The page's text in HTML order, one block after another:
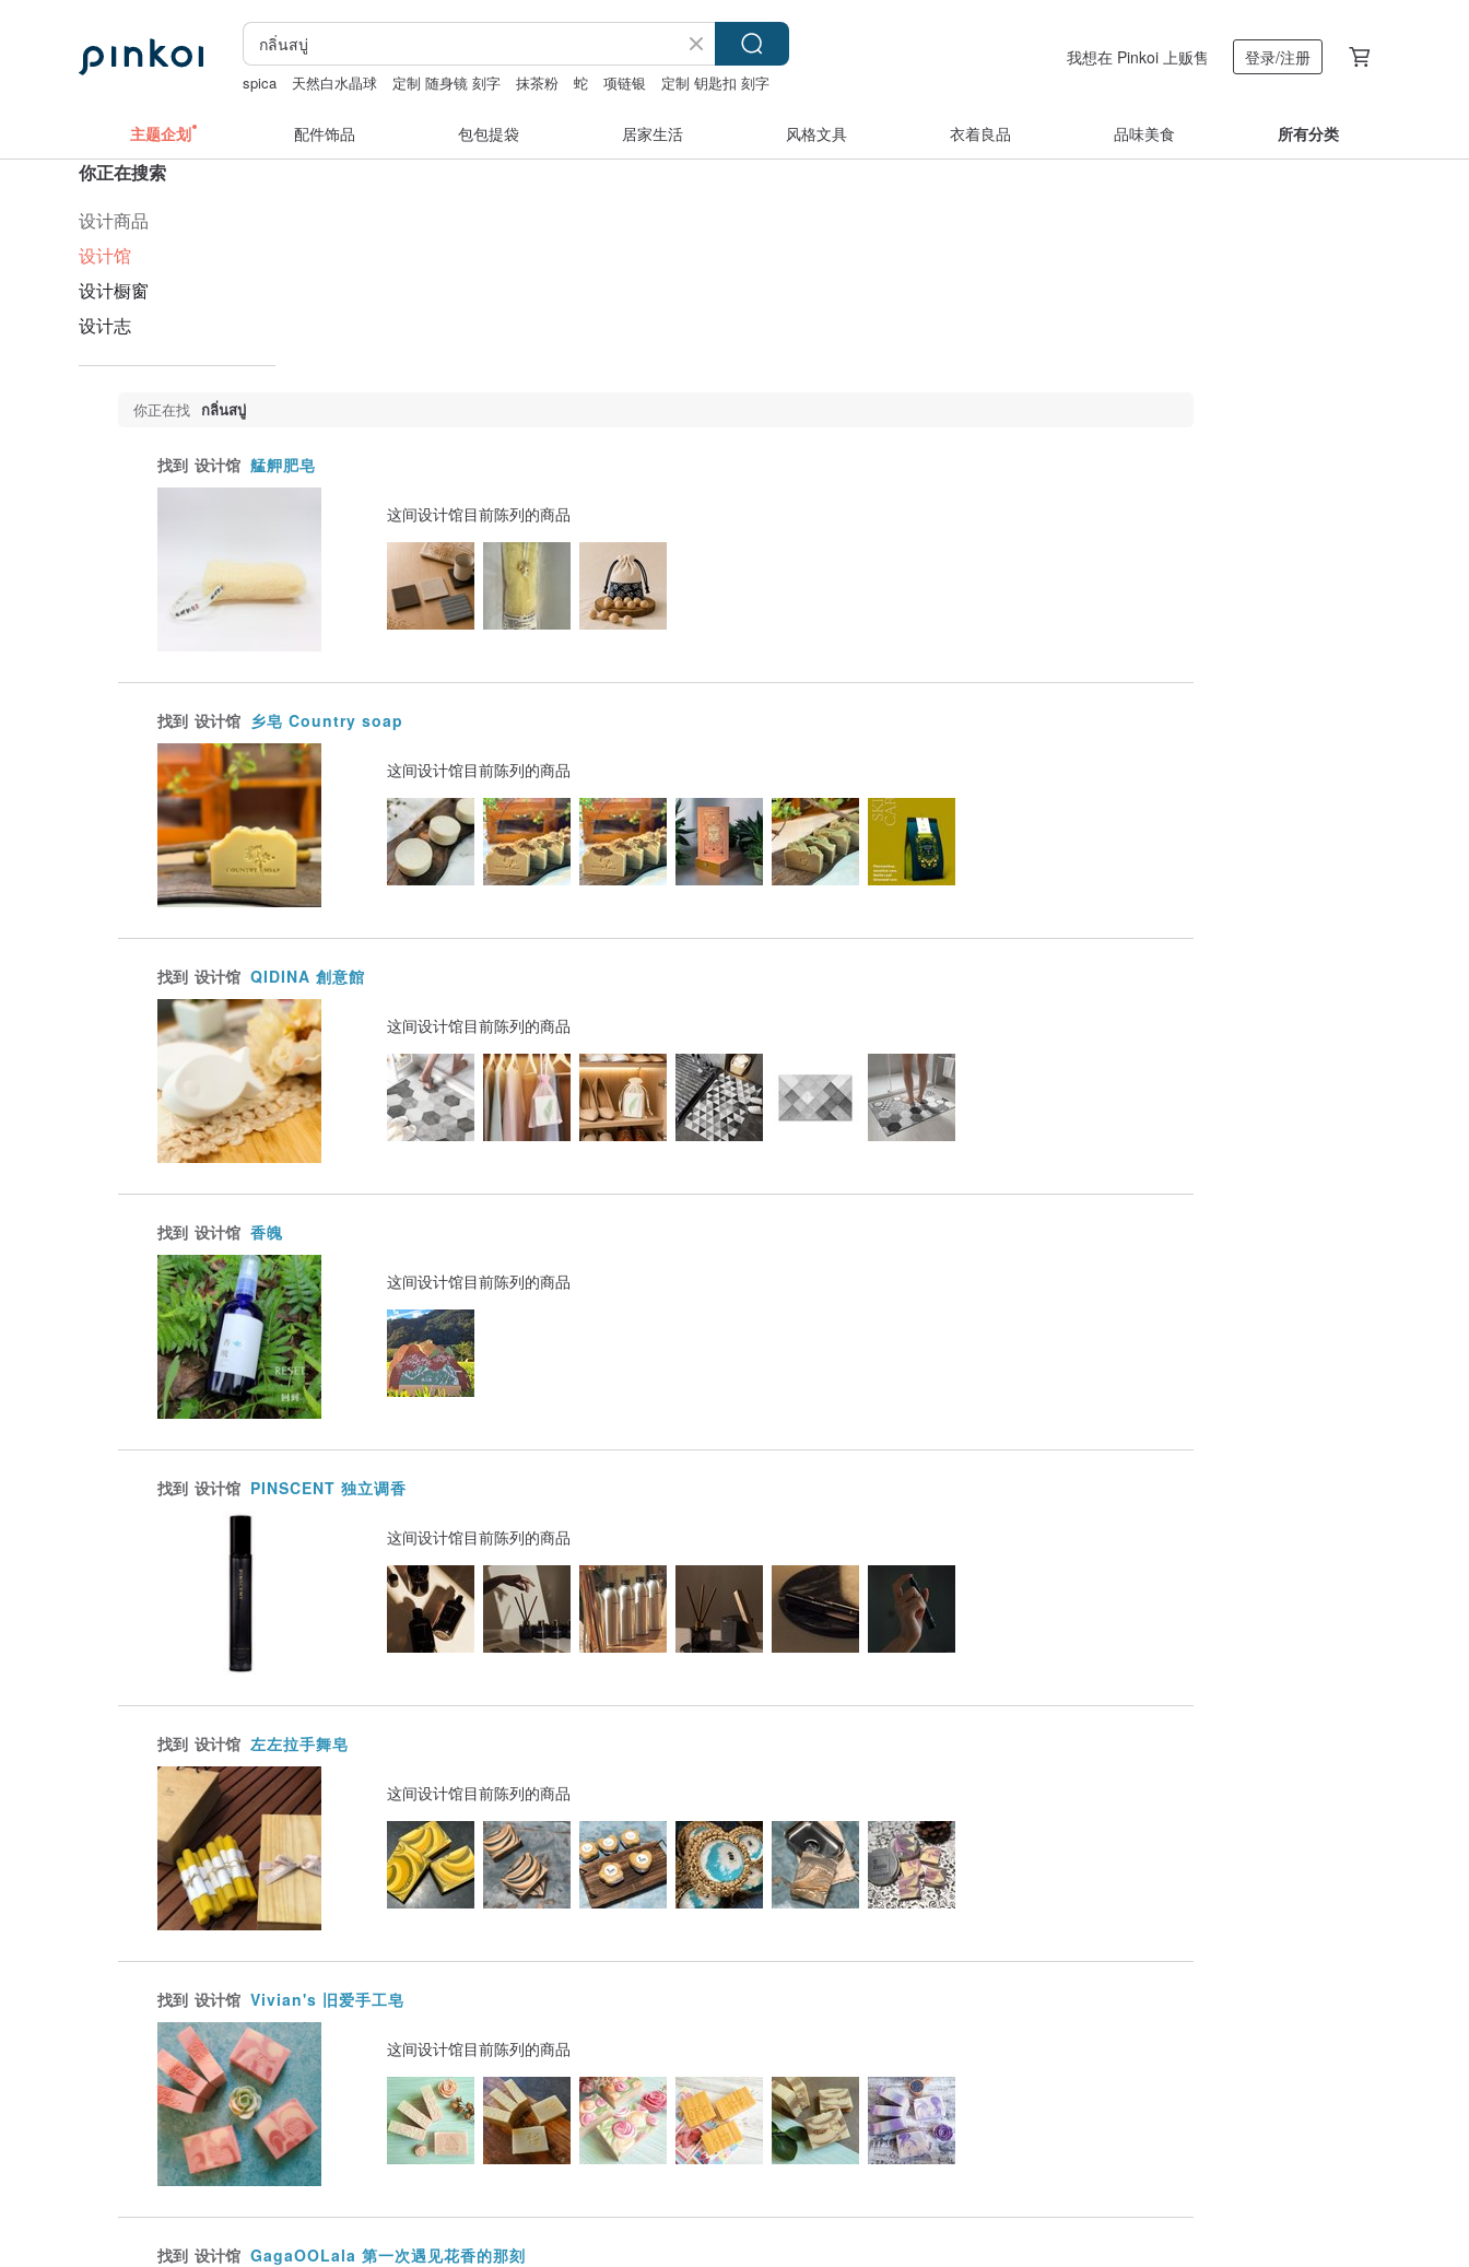
spica 天然白水晶球 定制 随身镜 刻字 抹茶粉 蛇 项链银
定制 钥匙扣 刻字
我想在 Pinkoi 上贩售 登录/注册
主题企划 配件饰品 包包提袋 居家生活 风格文具 衣着良品 品味美食 所有分类
你正在搜索
设计商品
设计馆
设计橱窗
设计志
你正在找 กลิ่นสบู่
找到 设计馆 艋舺肥皂
这间设计馆目前陈列的商品
找到 设计馆 乡皂 Country soap
这间设计馆目前陈列的商品
找到 设计馆 QIDINA 創意館
这间设计馆目前陈列的商品
找到 设计馆 香魄
这间设计馆目前陈列的商品
找到 设计馆 PINSCENT 独立调香
这间设计馆目前陈列的商品
找到 设计馆 左左拉手舞皂
这间设计馆目前陈列的商品
找到 设计馆 Vivian's 旧爱手工皂
这间设计馆目前陈列的商品
找到 设计馆 GagaOOLala 第一次遇见花香的那刻